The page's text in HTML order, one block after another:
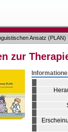
Ansatz (PLAN)
zur